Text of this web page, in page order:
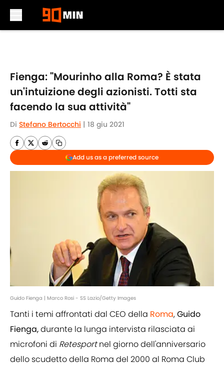
Fienga: "Mourinho alla Roma? È stata
un'intuizione degli azionisti. Totti sta
facendo la sua attività"
Di Stefano Bertocchi | 18 giu 2021
Add us as a preferred source
Guido Fienga | Marco Rosi - SS Lazio/Getty Images
Tanti i temi affrontati dal CEO della Roma,Guido
Fienga,durante la lunga intervista rilasciata ai
microfoni di Retesportnel giorno dell'anniversario
dello scudetto della Roma del 2000 al Roma Club